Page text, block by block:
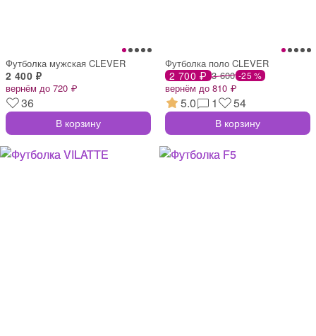
Футболка мужская CLEVER
2 400 ₽
вернём до 720 ₽
36
В корзину
Футболка поло CLEVER
2 700 ₽ 3 600 -25 %
вернём до 810 ₽
5.0 1 54
В корзину